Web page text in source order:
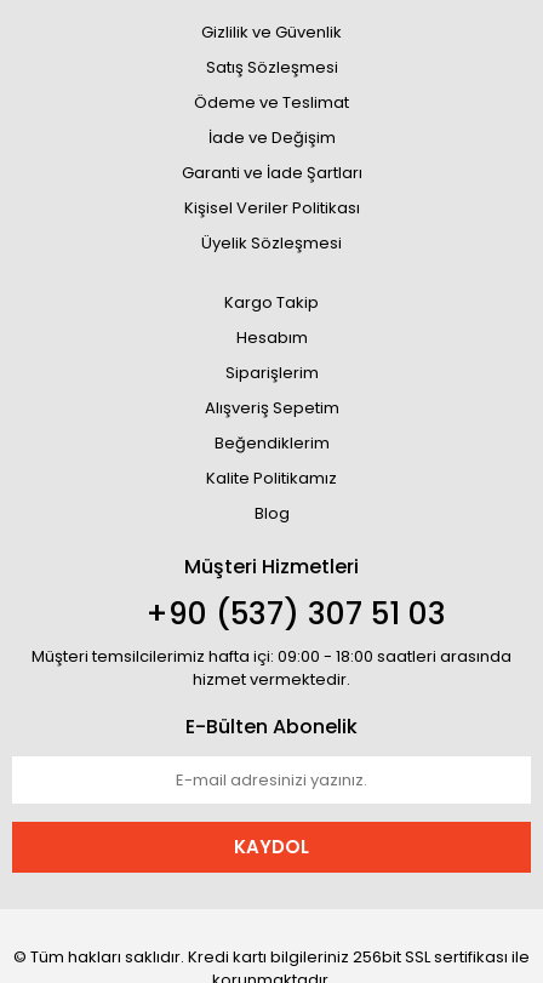
Gizlilik ve Güvenlik
Satış Sözleşmesi
Ödeme ve Teslimat
İade ve Değişim
Garanti ve İade Şartları
Kişisel Veriler Politikası
Üyelik Sözleşmesi
Kargo Takip
Hesabım
Siparişlerim
Alışveriş Sepetim
Beğendiklerim
Kalite Politikamız
Blog
Müşteri Hizmetleri
+90 (537) 307 51 03
Müşteri temsilcilerimiz hafta içi: 09:00 - 18:00 saatleri arasında
hizmet vermektedir.
E-Bülten Abonelik
KAYDOL
© Tüm hakları saklıdır. Kredi kartı bilgileriniz 256bit SSL sertifikası ile